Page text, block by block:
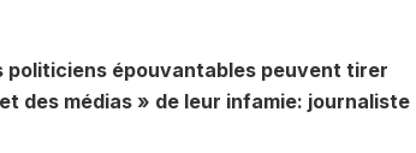
politiciens épouvantables peuvent tirer
des médias » de leur infamie: journaliste